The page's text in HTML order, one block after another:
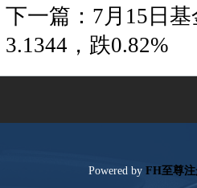
下一篇： 7月15日
3.1344，跌0.82%
Poweredby FH至尊